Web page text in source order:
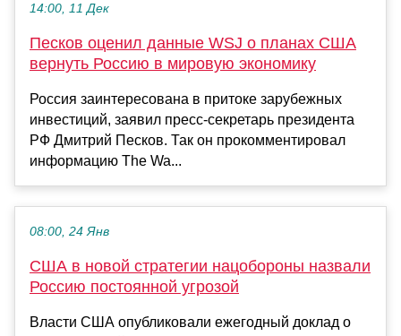
14:00, 11 Дек
Песков оценил данные WSJ о планах США
вернуть Россию в мировую экономику
Россия заинтересована в притоке зарубежных
инвестиций, заявил пресс-секретарь президента
РФ Дмитрий Песков. Так он прокомментировал
информацию The Wa...
08:00, 24 Янв
США в новой стратегии нацобороны назвали
Россию постоянной угрозой
Власти США опубликовали ежегодный доклад о